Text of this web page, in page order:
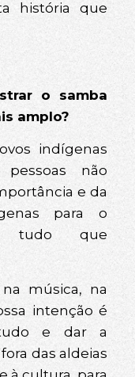
história que
o samba
amplo?
indígenas
não
e da
para o
tudo que
música, na
intenção é
e dar a
das aldeias